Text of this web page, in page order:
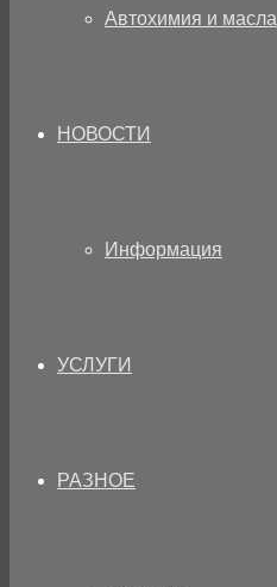
Автохимия и масла
НОВОСТИ
Информация
УСЛУГИ
РАЗНОЕ